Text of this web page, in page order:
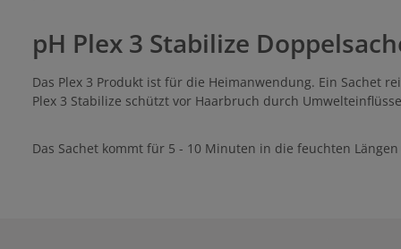
pH Plex 3 Stabilize
Das Plex 3 Produkt ist für die Heimanwendung. Ein Sachet
Plex 3 Stabilize schützt vor Haarbruch durch
Das Sachet kommt für 5 - 10 Minuten in die feuchten